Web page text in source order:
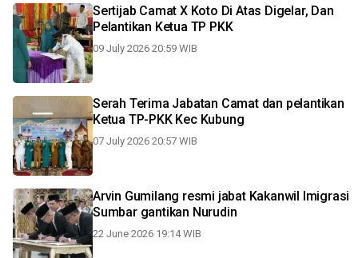
Sertijab Camat X Koto Di Atas Digelar, Dan
Pelantikan Ketua TP PKK
09 July 2026 20:59 WIB
Serah Terima Jabatan Camat dan pelantikan
Ketua TP-PKK Kec Kubung
07 July 2026 20:57 WIB
Arvin Gumilang resmi jabat Kakanwil Imigrasi
Sumbar gantikan Nurudin
22 June 2026 19:14 WIB